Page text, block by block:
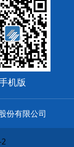
机版
份有限公司